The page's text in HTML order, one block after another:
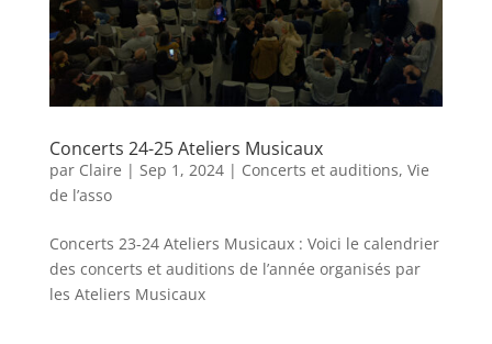
Concerts 24-25 Ateliers Musicaux
par Claire | Sep 1, 2024| Concerts et auditions, Vie
de l’asso
Concerts 23-24 Ateliers Musicaux : Voici le calendrier
des concerts et auditions de l’année organisés par
les Ateliers Musicaux